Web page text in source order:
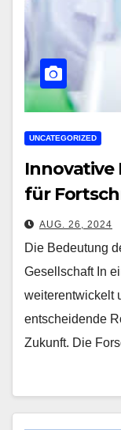
UNCATEGORIZED
Innovative
für
AUG. 26, 2024
Die Bedeutung
Gesellschaft In
weiterentwickelt
entscheidende
Zukunft. Die